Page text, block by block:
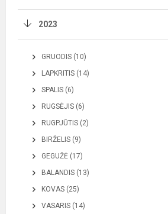
2023
GRUODIS (10)
LAPKRITIS (14)
SPALIS (6)
RUGSĖJIS (6)
RUGPJŪTIS (2)
BIRŽELIS (9)
GEGUŽĖ (17)
BALANDIS (13)
KOVAS (25)
VASARIS (14)